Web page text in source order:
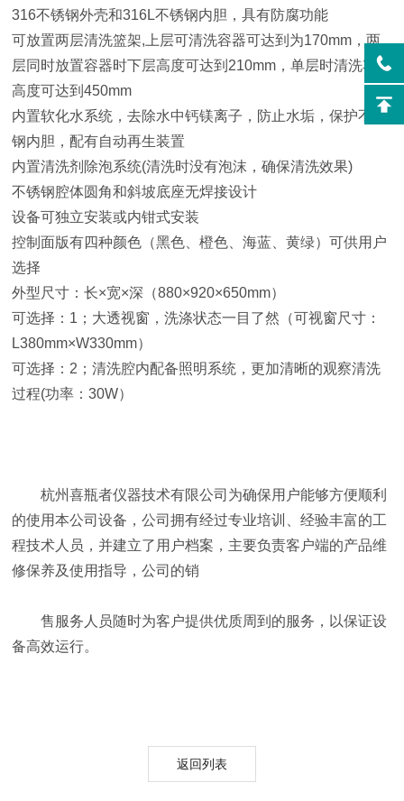
316不锈钢外壳和316L不锈钢内胆，具有防腐功能
可放置两层清洗篮架,上层可清洗容器可达到为170mm，两
层同时放置容器时下层高度可达到210mm，单层时清洗容器
高度可达到450mm
内置软化水系统，去除水中钙镁离子，防止水垢，保护不锈
钢内胆，配有自动再生装置
内置清洗剂除泡系统(清洗时没有泡沫，确保清洗效果)
不锈钢腔体圆角和斜坡底座无焊接设计
设备可独立安装或内钳式安装
控制面版有四种颜色（黑色、橙色、海蓝、黄绿）可供用户
选择
外型尺寸：长×宽×深（880×920×650mm）
可选择：1；大透视窗，洗涤状态一目了然（可视窗尺寸：
L380mm×W330mm）
可选择：2；清洗腔内配备照明系统，更加清晰的观察清洗
过程(功率：30W）
杭州喜瓶者仪器技术有限公司为确保用户能够方便顺利
的使用本公司设备，公司拥有经过专业培训、经验丰富的工
程技术人员，并建立了用户档案，主要负责客户端的产品维
修保养及使用指导，公司的销
售服务人员随时为客户提供优质周到的服务，以保证设
备高效运行。
返回列表